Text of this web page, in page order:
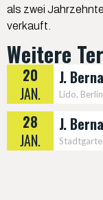
als zwei
verkauft.
Weitere
20
JAN.
J.
Lido, Berlin
28
JAN.
J.